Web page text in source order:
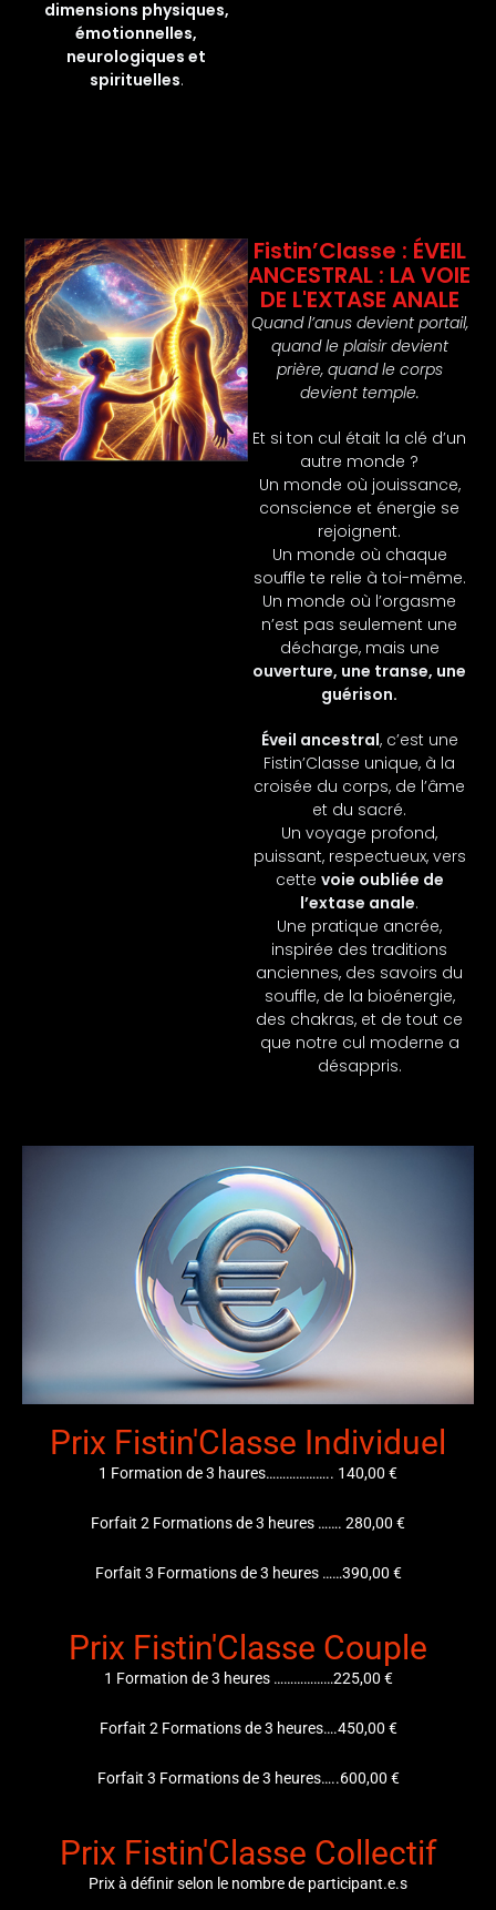
dimensions physiques,
émotionnelles,
neurologiques et
spirituelles.
Fistin’Classe : ÉVEIL
ANCESTRAL : LA VOIE
DE L'EXTASE ANALE
Quand l’anus devient portail,
quand le plaisir devient
prière, quand le corps
devient temple.
Et si ton cul était la clé d’un
autre monde ?
Un monde où jouissance,
conscience et énergie se
rejoignent.
Un monde où chaque
souffle te relie à toi-même.
Un monde où l’orgasme
n’est pas seulement une
décharge, mais une
ouverture, une transe, une
guérison.
Éveil ancestral, c’est une
Fistin’Classe unique, à la
croisée du corps, de l’âme
et du sacré.
Un voyage profond,
puissant, respectueux, vers
cette voie oubliée de
l’extase anale.
Une pratique ancrée,
inspirée des traditions
anciennes, des savoirs du
souffle, de la bioénergie,
des chakras, et de tout ce
que notre cul moderne a
désappris.
Prix Fistin'Classe Individuel
1 Formation de 3 haures……………….. 140,00 €
Forfait 2 Formations de 3 heures ……. 280,00 €
Forfait 3 Formations de 3 heures ……390,00 €
Prix Fistin'Classe Couple
1 Formation de 3 heures ………………225,00 €
Forfait 2 Formations de 3 heures….450,00 €
Forfait 3 Formations de 3 heures…..600,00 €
Prix Fistin'Classe Collectif
Prix à définir selon le nombre de participant.e.s